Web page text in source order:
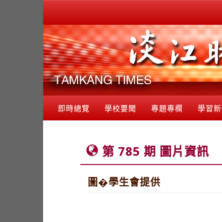
即時總覽 學校要聞 專題專欄 學習
第 785 期 圖片資訊
圖�學生會提供